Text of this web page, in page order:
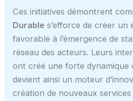
Ces initiatives démontrent
Durable s’efforce de créer un
favorable à l’émergence de
réseau des acteurs. Leurs
ont créé une forte dynamique
devient ainsi un moteur
création de nouveaux